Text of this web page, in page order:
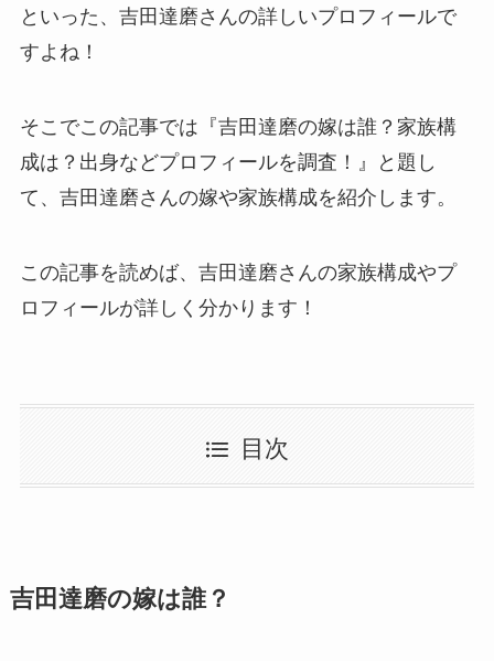
といった、吉田達磨さんの詳しいプロフィールで
すよね！
そこでこの記事では『吉田達磨の嫁は誰？家族構
成は？出身などプロフィールを調査！
』と題し
て、吉田達磨さんの嫁や家族構成を紹介します。
この記事を読めば、吉田達磨さんの家族構成やプ
ロフィールが詳しく分かります！
目次
吉田達磨の嫁は誰？